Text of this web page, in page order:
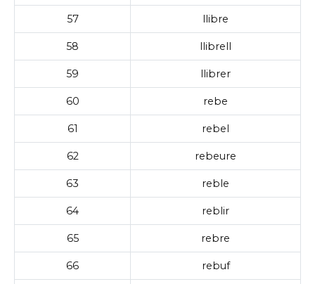
57 llibre
58 llibrell
59 llibrer
60 rebe
61 rebel
62 rebeure
63 reble
64 reblir
65 rebre
66 rebuf